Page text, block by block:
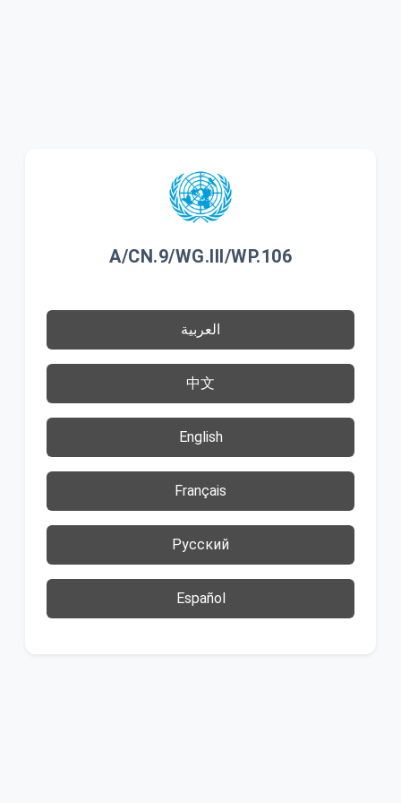
A/CN.9/WG.III/WP.106
العربية
中文
English
Français
Русский
Español